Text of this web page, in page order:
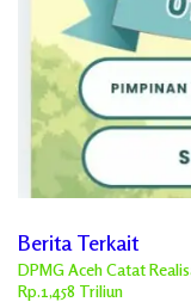
Berita Terkait
DPMG Aceh Catat
Rp.1,458 Triliun